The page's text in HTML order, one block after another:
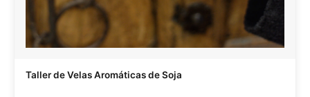
Taller de Velas Aromáticas de Soja